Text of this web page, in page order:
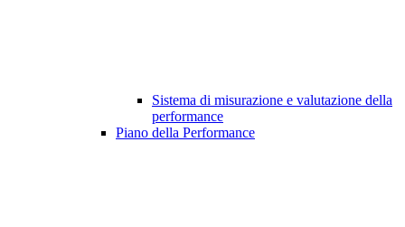
Sistema di misurazione e valutazione della
performance
Piano della Performance